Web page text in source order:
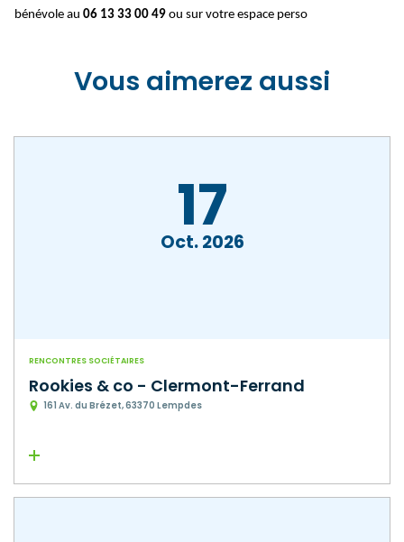
bénévole au 06 13 33 00 49 ou sur votre espace perso
Vous aimerez aussi
17
Oct 2026
RENCONTRES SOCIÉTAIRES
Rookies & co - Clermont-Ferrand
161 Av. du Brézet, 63370 Lempdes
Lire la suite